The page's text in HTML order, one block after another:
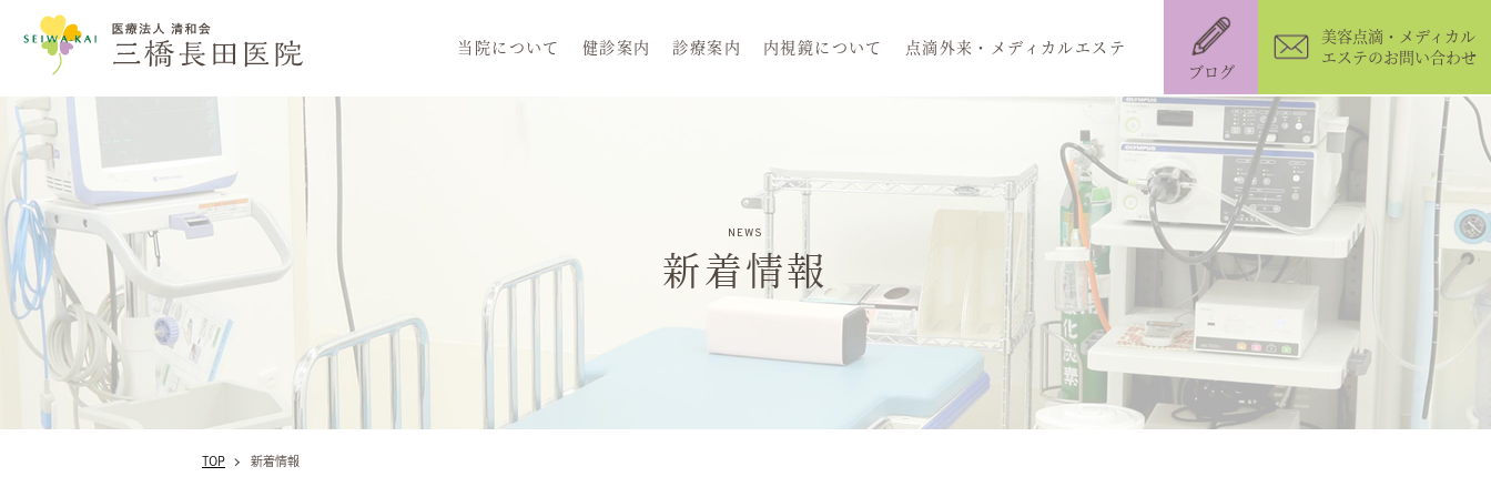
医療法人清和会三橋長田医院
当院について 健診案内 診療案内 内視鏡について
点滴外来・メディカルエステ
ブログ
美容点滴・メディカル
エステのお問い合わせ
NEWS
新着情報
TOP 新着情報